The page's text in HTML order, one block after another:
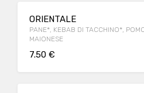
ORIENTALE
PANE*, KEBAB DI TACCHINO*,
MAIONESE
7.50 €